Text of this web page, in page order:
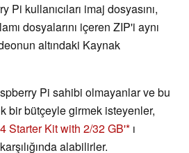
Pi kullanıcıları imaj dosyasını,
dosyalarını içeren ZIP'i aynı
altındaki Kaynak
Pi sahibi olmayanlar ve bu
bir bütçeyle girmek isteyenler,
Starter Kit with 2/32 GB' ı
alabilirler.